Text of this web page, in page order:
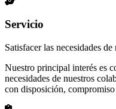
Servicio
Satisfacer las necesidades
Nuestro principal interés es
necesidades de nuestros
con disposición, compromiso